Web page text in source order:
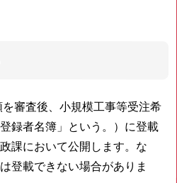
審査後、小規模工事等受注希
録者名簿」という。）に登載
課において公開します。な
登載できない場合がありま